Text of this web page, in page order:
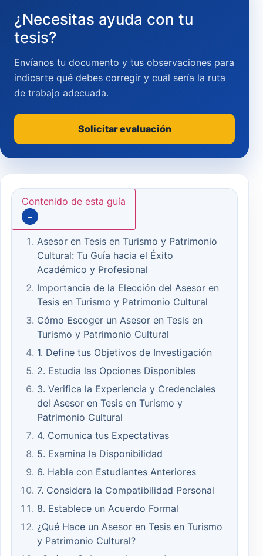
Contenido de esta guía
−
Asesor en Tesis en Turismo y Patrimonio
Cultural: Tu Guía hacia el Éxito
Académico y Profesional
Importancia de la Elección del Asesor en
Tesis en Turismo y Patrimonio Cultural
Cómo Escoger un Asesor en Tesis en
Turismo y Patrimonio Cultural
1. Define tus Objetivos de Investigación
2. Estudia las Opciones Disponibles
3. Verifica la Experiencia y Credenciales
del Asesor en Tesis en Turismo y
Patrimonio Cultural
4. Comunica tus Expectativas
5. Examina la Disponibilidad
6. Habla con Estudiantes Anteriores
7. Considera la Compatibilidad Personal
8. Establece un Acuerdo Formal
¿Qué Hace un Asesor en Tesis en Turismo
y Patrimonio Cultural?
¿Necesitas ayuda con tu
tesis?
Envíanos tu documento y tus observaciones para
indicarte qué debes corregir y cuál sería la ruta
de trabajo adecuada.
Solicitar evaluación